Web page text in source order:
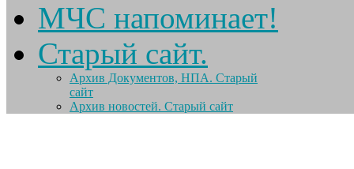
МЧС напоминает!
Старый сайт.
Архив Документов, НПА. Старый
сайт
Архив новостей. Старый сайт